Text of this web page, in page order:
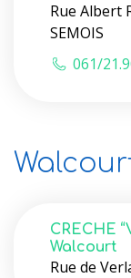
Rue Albert
SEMOIS
061/
CRECHE
Walcourt
Rue de